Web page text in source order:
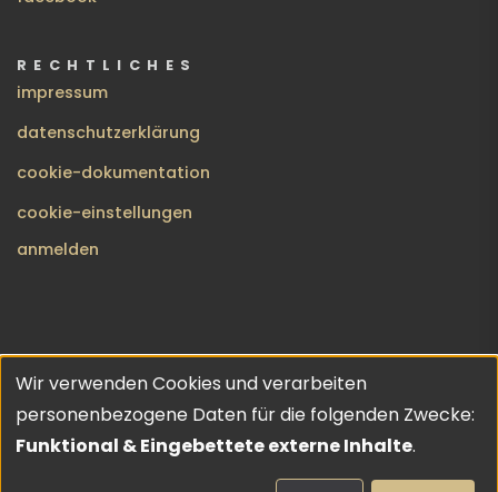
RECHTLICHES
impressum
datenschutzerklärung
cookie-dokumentation
cookie-einstellungen
BENUTZERMENÜ
anmelden
no gods · no masters | copyleft 2026 | theme inspired by
URO💔
Verwendung
von
Wir verwenden Cookies und verarbeiten
personenbezogene Daten für die folgenden Zwecke:
Funktional & Eingebettete externe Inhalte.